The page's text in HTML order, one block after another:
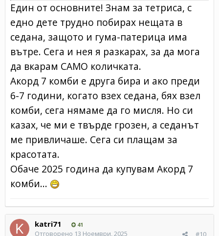
Един от основните! Знам за тетриса, с
едно дете трудно побирах нещата в
седана, защото и гума-патерица има
вътре. Сега и нея я разкарах, за да мога
да вкарам САМО количката.
Акорд 7 комби е друга бира и ако преди
6-7 години, когато взех седана, бях взел
комби, сега нямаме да го мисля. Но си
казах, че ми е твърде грозен, а седанът
ме привличаше. Сега си плащам за
красотата.
Обаче 2025 година да купувам Акорд 7
комби...
katri71 41
#10
Отговорено 13 Ноември, 2025